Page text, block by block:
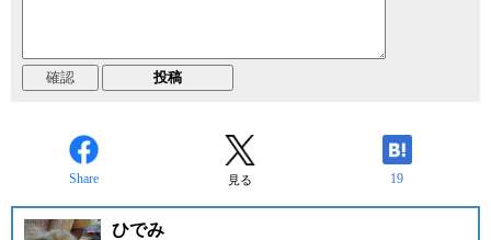
Share 見る 19
ひでみ